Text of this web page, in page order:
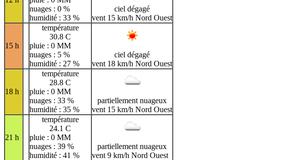
nuages : 0 %
humidité : 33 %
ciel dégagé
vent 15 km/h Nord Ouest
15 h
température
30.8 C
pluie : 0 MM
nuages : 5 %
humidité : 27 %
ciel dégagé
vent 18 km/h Nord Ouest
18 h
température
28.8 C
pluie : 0 MM
nuages : 33 %
humidité : 35 %
partiellement nuageux
vent 15 km/h Nord Ouest
21 h
température
24.1 C
pluie : 0 MM
nuages : 39 %
humidité : 41 %
partiellement nuageux
vent 9 km/h Nord Ouest